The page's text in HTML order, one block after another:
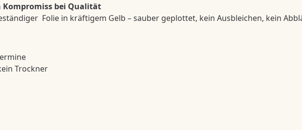
Kompromiss bei Qualität
Folie in kräftigem Gelb – sauber geplottet, kein Ausbleichen, kein
Trockner